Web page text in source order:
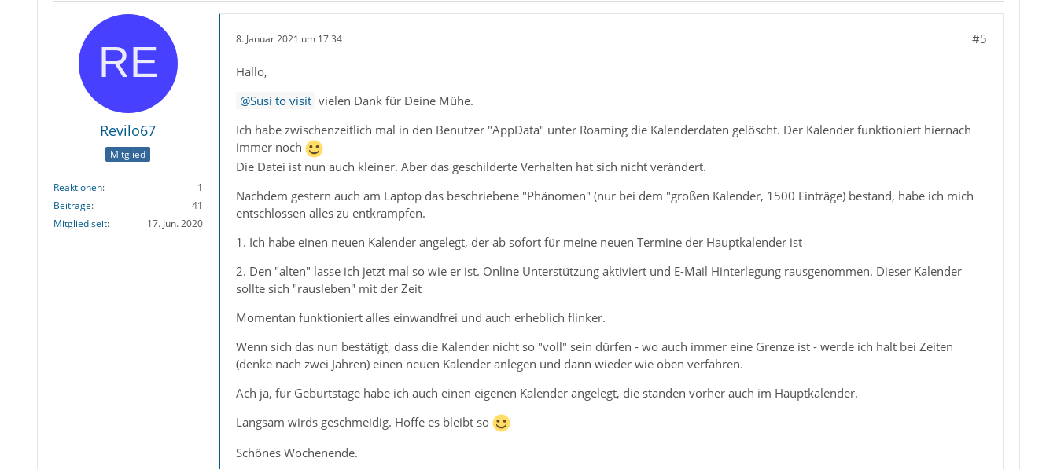
Revilo67
Mitglied
Reaktionen
1
Beiträge
41
Mitglied seit
17. Jun. 2020
8. Januar 2021 um 17:34 #5
Hallo,
Susi to visit vielen Dank für Deine Mühe.
Ich habe zwischenzeitlich mal in den Benutzer "AppData" unter Roaming die Kalenderdaten gelöscht. Der Kalender funktioniert hiernach
immer noch
Die Datei ist nun auch kleiner. Aber das geschilderte Verhalten hat sich nicht verändert.
Nachdem gestern auch am Laptop das beschriebene "Phänomen" (nur bei dem "großen Kalender, 1500 Einträge) bestand, habe ich mich
entschlossen alles zu entkrampfen.
1. Ich habe einen neuen Kalender angelegt, der ab sofort für meine neuen Termine der Hauptkalender ist
2. Den "alten" lasse ich jetzt mal so wie er ist. Online Unterstützung aktiviert und E-Mail Hinterlegung rausgenommen. Dieser Kalender
sollte sich "rausleben" mit der Zeit
Momentan funktioniert alles einwandfrei und auch erheblich flinker.
Wenn sich das nun bestätigt, dass die Kalender nicht so "voll" sein dürfen - wo auch immer eine Grenze ist - werde ich halt bei Zeiten
(denke nach zwei Jahren) einen neuen Kalender anlegen und dann wieder wie oben verfahren.
Ach ja, für Geburtstage habe ich auch einen eigenen Kalender angelegt, die standen vorher auch im Hauptkalender.
Langsam wirds geschmeidig. Hoffe es bleibt so
Schönes Wochenende.